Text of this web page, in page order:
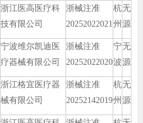
浙江医高医疗科
技有限公司
浙械注准
20252022021
杭
州
无
源
宁波维尔凯迪医
疗器械有限公司
浙械注准
20252022020
宁
波
无
源
浙江格宜医疗器
械有限公司
浙械注准
20252142019
杭
州
无
源